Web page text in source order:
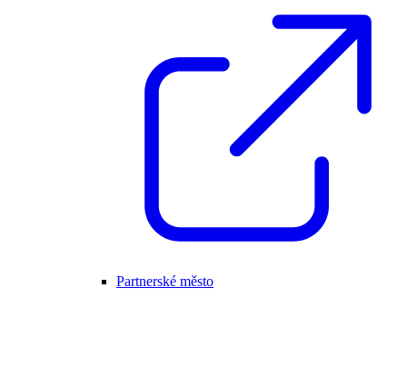
Partnerské město